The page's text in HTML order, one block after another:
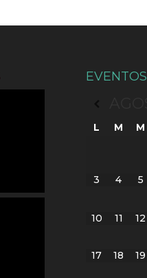
EVENTOS
L M M
3 4 5
10 11 12
17 18 19